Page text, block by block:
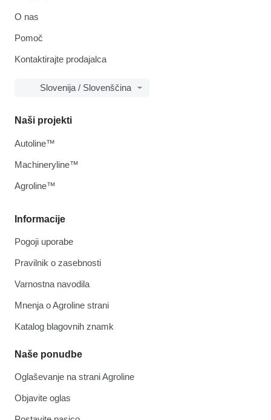
O nas
Pomoč
Kontaktirajte prodajalca
Slovenija / Slovenščina
Informacije
Pogoji uporabe
Pravilnik o zasebnosti
Varnostna navodila
Mnenja o Agroline strani
Katalog blagovnih znamk
Naše ponudbe
Oglaševanje na strani Agroline
Objavite oglas
Naši projekti
Autoline™
Machineryline™
Agroline™